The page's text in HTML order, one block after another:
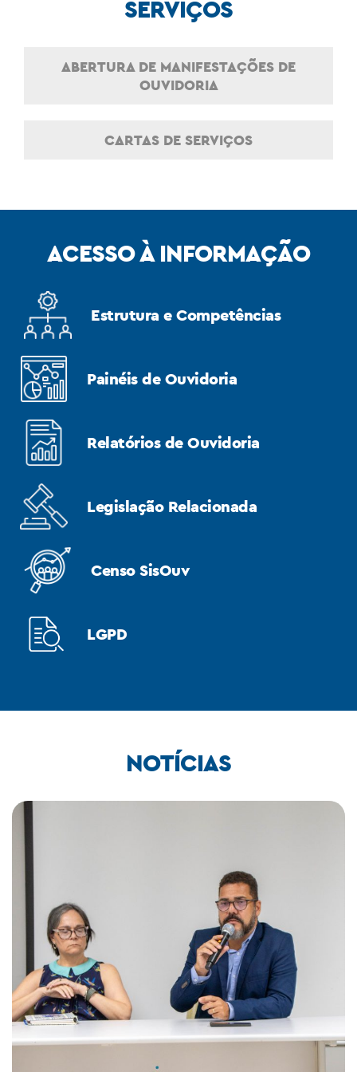
SERVIÇOS
ABERTURA DE MANIFESTAÇÕES DE
OUVIDORIA
CARTAS DE SERVIÇOS
ACESSO À INFORMAÇÃO
Estrutura e Competências
Painéis de Ouvidoria
Relatórios de Ouvidoria
Legislação Relacionada
Censo SisOuv
LGPD
NOTÍCIAS